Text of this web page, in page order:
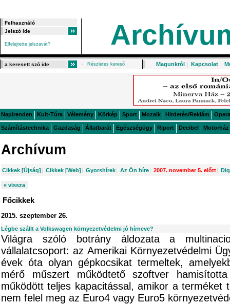
Elfelejtette jelszavát?
Részletes kereső Magunkról | Kapcsolat |
Napirenden Kult-Túra Vélemény Körkép Sport Mozaik Hirdetés/Reklám Opera
Számítástechnika Gazdaság Állatbarát Egészségügy Riport Decibel Motorház
Archívum
Cikkek [Újság] | Cikkek [Web] | Gyorshírek| Az Ön híre| 2007. november 5. előtt|
« vissza
Főcikkek
2015. szeptember 26.
Légbe szállt a Volkswagen környezetvédelmi jó hírneve?
Világra szóló botrány áldozata a
vállalatcsoport: az Amerikai Környezetvédelmi
évek óta olyan gépkocsikat termeltek,
mérő műszert működtető szoftver
működött teljes kapacitással, amikor a terméket
nem felel meg az Euro4 vagy Euro5